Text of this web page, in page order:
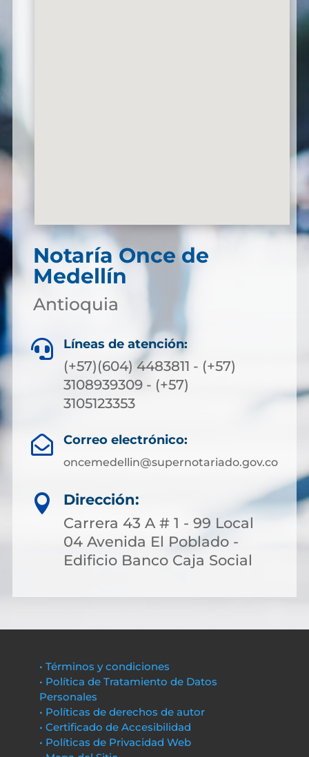
Notaría Once de
Medellín
Antioquia
 Líneas de atención:
(+57)(604) 4483811 - (+57)
3108939309 - (+57)
3105123353
 Correo electrónico:
oncemedellin@supernotariado.gov.co

Dirección:
Carrera 43 A # 1 - 99 Local
04 Avenida El Poblado -
Edificio Banco Caja Social
• Términos y condiciones
• Política de Tratamiento de Datos
Personales
• Políticas de derechos de autor
• Certificado de Accesibilidad
• Políticas de Privacidad Web